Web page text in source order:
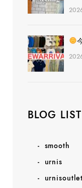
BLOG LIST
smooth
urnis
urnisoutlet